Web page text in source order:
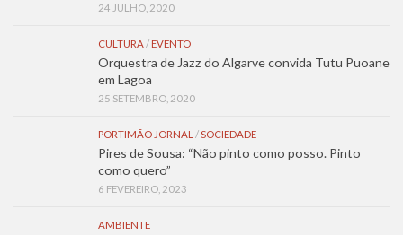
24 JULHO, 2020
CULTURA/ EVENTO
Orquestra de Jazz do Algarve convida Tutu Puoane
em Lagoa
25 SETEMBRO, 2020
PORTIMÃO JORNAL /SOCIEDADE
Pires de Sousa: “Não pinto como posso. Pinto
como quero”
6 FEVEREIRO, 2023
AMBIENTE